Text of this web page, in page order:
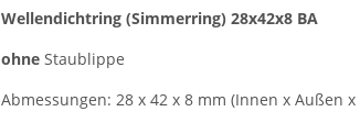
Wellendichtring (Simmerring) 28x42x8 BA
ohne Staublippe
Abmessungen: 28 x 42 x 8 mm (Innen x Außen